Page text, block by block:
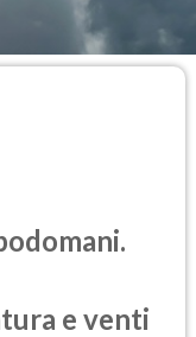
e venti